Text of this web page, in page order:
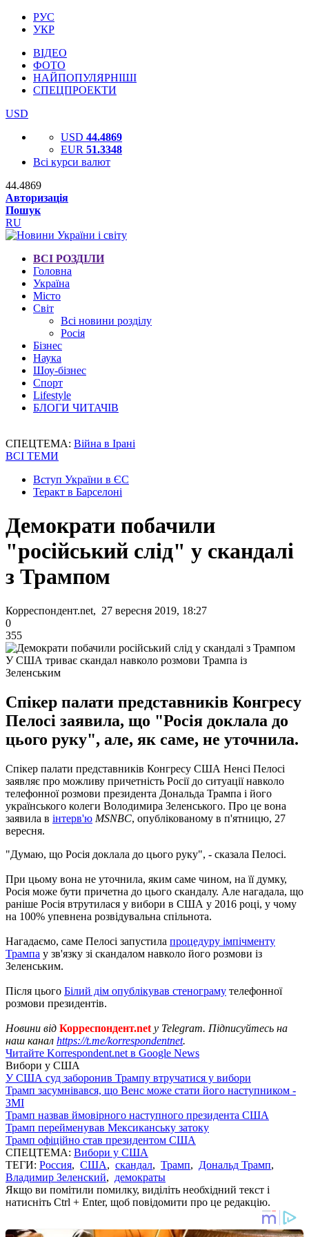
РУС
УКР
ВІДЕО
ФОТО
НАЙПОПУЛЯРНІШІ
СПЕЦПРОЕКТИ
USD
USD 44.4869
EUR 51.3348
Всі курси валют
44.4869
Авторизація
Пошук
RU
ВСІ РОЗДІЛИ
Головна
Україна
Місто
Світ
Всі новини розділу
Росія
Бізнес
Наука
Шоу-бізнес
Спорт
Lifestyle
БЛОГИ ЧИТАЧІВ
СПЕЦТЕМА: Війна в Ірані
ВСІ ТЕМИ
Вступ України в ЄС
Теракт в Барселоні
Демократи побачили
"російський слід" у скандалі
з Трампом
Корреспондент.net, 27 вересня 2019, 18:27
0
355
У США триває скандал навколо розмови Трампа із
Зеленським
Спікер палати представників Конгресу
Пелосі заявила, що "Росія доклала до
цього руку", але, як саме, не уточнила.
Спікер палати представників Конгресу США Ненсі Пелосі
заявляє про можливу причетність Росії до ситуації навколо
телефонної розмови президента Дональда Трампа і його
українського колеги Володимира Зеленського. Про це вона
заявила в інтерв'ю MSNBC, опублікованому в п'ятницю, 27
вересня.
"Думаю, що Росія доклала до цього руку", - сказала Пелосі.
При цьому вона не уточнила, яким саме чином, на її думку,
Росія може бути причетна до цього скандалу. Але нагадала, що
раніше Росія втрутилася у вибори в США у 2016 році, у чому
на 100% упевнена розвідувальна спільнота.
Нагадаємо, саме Пелосі запустила процедуру імпічменту
Трампа у зв'язку зі скандалом навколо його розмови із
Зеленським.
Після цього Білий дім опублікував стенограму телефонної
розмови президентів.
Новини від Корреспондент.net у Telegram. Підписуйтесь на
наш канал https://t.me/korrespondentnet.
Читайте Korrespondent.net в Google News
Вибори у США
У США суд заборонив Трампу втручатися у вибори
Трамп засумнівався, що Венс може стати його наступником -
ЗМІ
Трамп назвав ймовірного наступного президента США
Трамп перейменував Мексиканську затоку
Трамп офіційно став президентом США
СПЕЦТЕМА: Вибори у США
ТЕГИ: Россия, США, скандал, Трамп, Дональд Трамп,
Владимир Зеленский, демократы
Якщо ви помітили помилку, виділіть необхідний текст і
натисніть Ctrl + Enter, щоб повідомити про це редакцію.